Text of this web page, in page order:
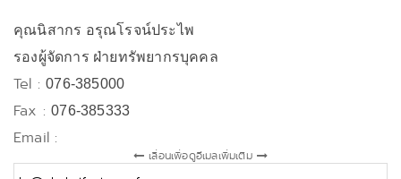
คุณนิสากร อรุณโรจน์ประไพ
รองผู้จัดการ ฝ่ายทรัพยากรบุคคล
Tel :076-385000
Fax :076-385333
Email :
เลื่อนเพื่อดูอีเมลเพิ่มเติม